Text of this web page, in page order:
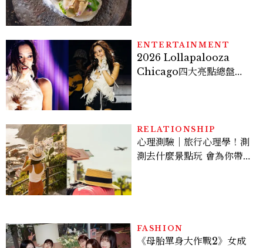
ENTERTAINMENT
2026 Lollapalooza
Chicago四大亮點總盤
RELATIONSHIP
心理測驗｜旅行心理學！測
測去什麼景點玩 會為你帶來
FASHION
《母胎單身大作戰2》女成